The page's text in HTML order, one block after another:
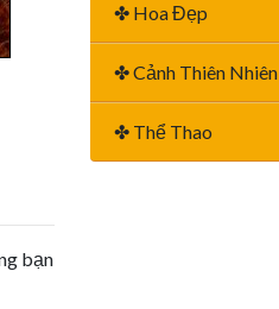
bạn
✤ Hoa Đẹp
✤ Cảnh Thiên Nhiên
✤ Thể Thao